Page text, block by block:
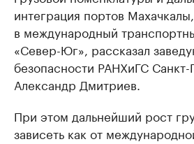
интеграция портов
в международный
«Север-Юг», рассказал
безопасности РАНХиГС Санкт-
Александр Дмитриев.
При этом дальнейший рост
зависеть как от